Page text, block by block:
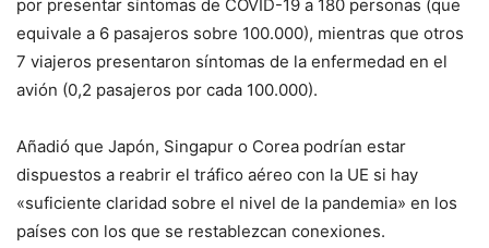
por presentar síntomas de COVID-19 a 180 personas (que
equivale a 6 pasajeros sobre 100.000), mientras que otros
7 viajeros presentaron síntomas de la enfermedad en el
avión (0,2 pasajeros por cada 100.000).
Añadió que Japón, Singapur o Corea podrían estar
dispuestos a reabrir el tráfico aéreo con la UE si hay
«suficiente claridad sobre el nivel de la pandemia» en los
países con los que se restablezcan conexiones.